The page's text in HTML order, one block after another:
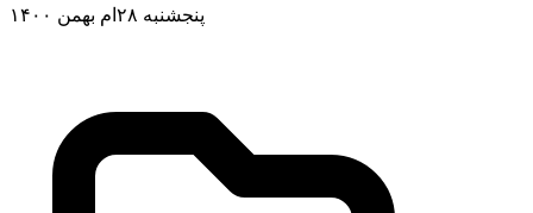
پنجشنبه ۲۸ام بهمن ۱۴۰۰